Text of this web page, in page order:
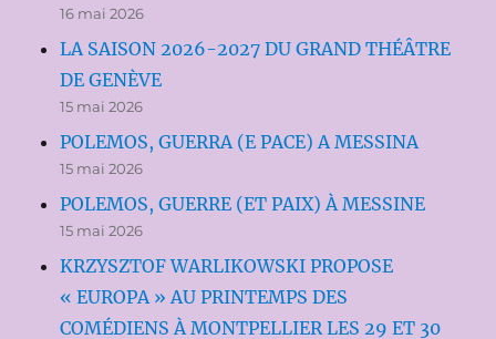
16 mai 2026
LA SAISON 2026-2027 DU GRAND THÉÂTRE
DE GENÈVE
15 mai 2026
POLEMOS, GUERRA (E PACE) A MESSINA
15 mai 2026
POLEMOS, GUERRE (ET PAIX) À MESSINE
15 mai 2026
KRZYSZTOF WARLIKOWSKI PROPOSE
« EUROPA » AU PRINTEMPS DES
COMÉDIENS À MONTPELLIER LES 29 ET 30